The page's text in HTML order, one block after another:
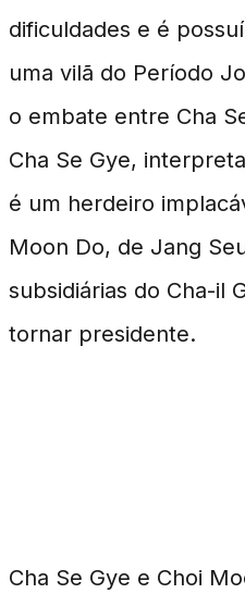
dificuldades e é
uma vilã do Período
o embate entre Cha
Cha Se Gye,
é um herdeiro
Moon Do, de Jang
subsidiárias do Cha-il
tornar presidente.
Cha Se Gye e Choi